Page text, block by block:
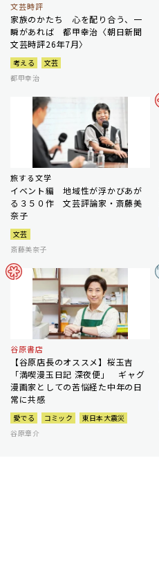
文芸時評
家族のかたち 心を配り合う、一
瞬があれば 都甲幸治〈朝日新聞
文芸時評26年7月〉
考える
文芸
都甲幸治
旅する文学
イベント編 地域性が浮かびあが
る３５０作 文芸評論家・斎藤美
奈子
文芸
斎藤美奈子
谷原書店
【谷原店長のオススメ】桜玉吉
「満喫漫玉日記 深夜便」 ギャグ
漫画家としての苦悩経た中年の日
常に共感
愛でる コミック
東日本大震災
谷原章介